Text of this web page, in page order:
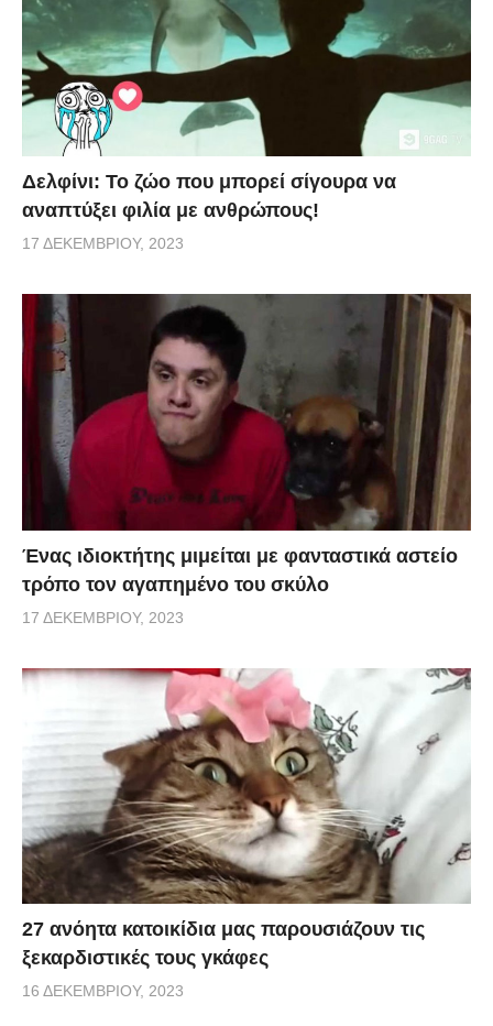
Δελφίνι: Το ζώο που μπορεί σίγουρα να
αναπτύξει φιλία με ανθρώπους!
17 ΔΕΚΕΜΒΡΊΟΥ, 2023
Ένας ιδιοκτήτης μιμείται με φανταστικά αστείο
τρόπο τον αγαπημένο του σκύλο
17 ΔΕΚΕΜΒΡΊΟΥ, 2023
27 ανόητα κατοικίδια μας παρουσιάζουν τις
ξεκαρδιστικές τους γκάφες
16 ΔΕΚΕΜΒΡΊΟΥ, 2023